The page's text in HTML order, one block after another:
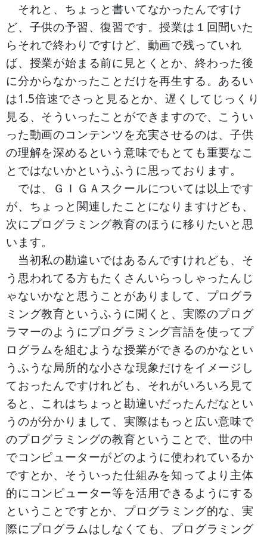
それと、ちょっと書いてなかったんですけ
ど、子供の予習、復習です。授業は１回聞いた
らそれで終わりですけど、動画で残っていれ
ば、授業が始まる前に見とくとか、終わった後
に分からなかったことだけを再生する。あるい
は1.5倍速でさっと見るとか、遅くしてじっくり
見る、そういったことができますので、こうい
った動画のコンテンツを充実させるのは、子供
の理解を深めるという意味でもとても重要なこ
とではないかというふうに思っております。
では、ＧＩＧＡスクールについては以上です
が、ちょっと関連したことになりますけども、
次にプログラミング教育のほうに移りたいと思
います。
当初私の勘違いではあるんですけれども、そ
う思われてる方もたくさんいらっしゃったんじ
ゃないかなと思うことがありまして、プログラ
ミング教育というふうに聞くと、実際のプログ
ラマーのようにプログラミング言語を使ってプ
ログラムを組むような授業ができるのかなとい
うふうな局所的な小さな現象だけをイメージし
ておったんですけれども、それがいろいろ見て
ると、これはちょっと勘違いだったんだなとい
うのが分かりまして、実際はもっと広い意味で
のプログラミングの教育ということで、世の中
でコンピューターがどのように使われているか
ですとか、そういった仕組みを知ってより主体
的にコンピューター等を活用できるようにする
ということですとか、プログラミング的な、実
際にプログラムはしなくても、プログラミング